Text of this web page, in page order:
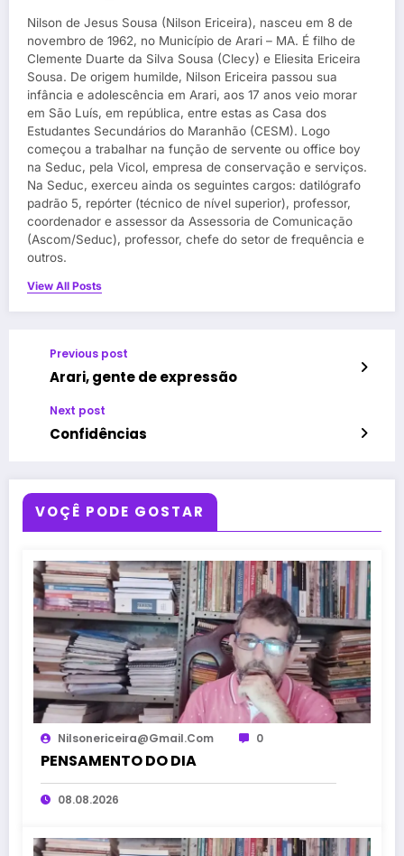
Nilson de Jesus Sousa (Nilson Ericeira), nasceu em 8 de
novembro de 1962, no Município de Arari – MA. É filho de
Clemente Duarte da Silva Sousa (Clecy) e Eliesita Ericeira
Sousa. De origem humilde, Nilson Ericeira passou sua
infância e adolescência em Arari, aos 17 anos veio morar
em São Luís, em república, entre estas as Casa dos
Estudantes Secundários do Maranhão (CESM). Logo
começou a trabalhar na função de servente ou office boy
na Seduc, pela Vicol, empresa de conservação e serviços.
Na Seduc, exerceu ainda os seguintes cargos: datilógrafo
padrão 5, repórter (técnico de nível superior), professor,
coordenador e assessor da Assessoria de Comunicação
(Ascom/Seduc), professor, chefe do setor de frequência e
outros.
View All Posts
Previous post
Arari, gente de expressão
Next post
Confidências
VOÇÊ PODE GOSTAR
Nilsonericeira@gmail.com 0
PENSAMENTO DO DIA
08.08.2026